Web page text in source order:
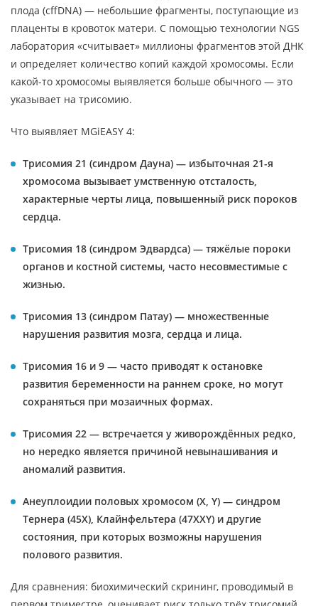
плода (cffDNA) — небольшие фрагменты, поступающие из
плаценты в кровоток матери. С помощью технологии NGS
лаборатория «считывает» миллионы фрагментов этой ДНК
и определяет количество копий каждой хромосомы. Если
какой-то хромосомы выявляется больше обычного — это
указывает на трисомию.
Что выявляет MGiEASY 4:
Трисомия 21 (синдром Дауна) — избыточная 21-я
хромосома вызывает умственную отсталость,
характерные черты лица, повышенный риск пороков
сердца.
Трисомия 18 (синдром Эдвардса) — тяжёлые пороки
органов и костной системы, часто несовместимые с
жизнью.
Трисомия 13 (синдром Патау) — множественные
нарушения развития мозга, сердца и лица.
Трисомия 16 и 9 — часто приводят к остановке
развития беременности на раннем сроке, но могут
сохраняться при мозаичных формах.
Трисомия 22 — встречается у живорождённых редко,
но нередко является причиной невынашивания и
аномалий развития.
Анеуплоидии половых хромосом (X, Y) — синдром
Тернера (45X), Клайнфельтера (47XXY) и другие
состояния, при которых возможны нарушения
полового развития.
Для сравнения: биохимический скрининг, проводимый в